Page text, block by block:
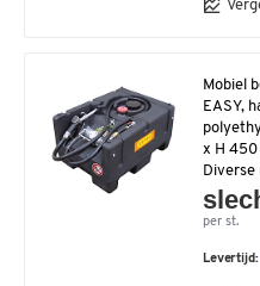
Mobiel
EASY,
x H 450
per st.
Levertijd: